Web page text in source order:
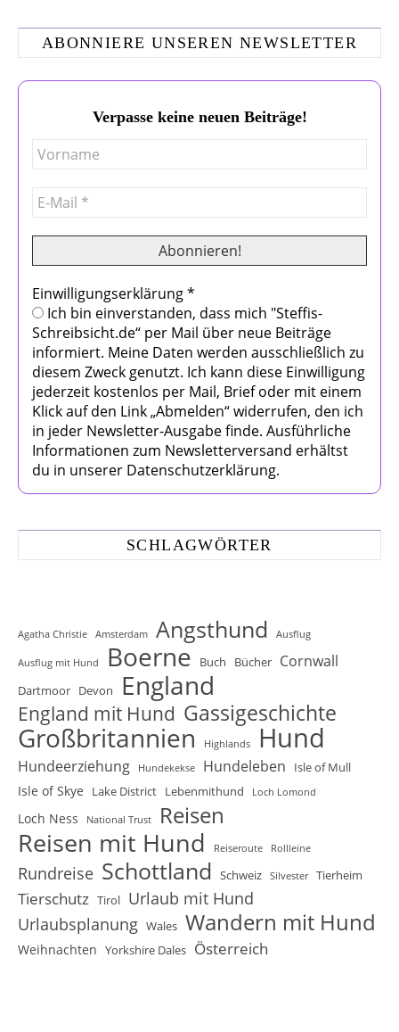
ABONNIERE UNSEREN NEWSLETTER
Verpasse keine neuen Beiträge!
Einwilligungserklärung*
Ich bin einverstanden, dass mich "Steffis-
Schreibsicht.de“ per Mail über neue Beiträge
informiert. Meine Daten werden ausschließlich zu
diesem Zweck genutzt. Ich kann diese Einwilligung
jederzeit kostenlos per Mail, Brief oder mit einem
Klick auf den Link „Abmelden“ widerrufen, den ich
in jeder Newsletter-Ausgabe finde. Ausführliche
Informationen zum Newsletterversand erhältst
du in unserer Datenschutzerklärung.
SCHLAGWÖRTER
Agatha Christie Amsterdam Angsthund Ausflug
Ausflug mit Hund Boerne Buch Bücher Cornwall
Dartmoor Devon England
England mit Hund Gassigeschichte
Großbritannien Highlands Hund
Hundeerziehung Hundekekse Hundeleben Isle of Mull
Isle of Skye Lake District Lebenmithund Loch Lomond
Loch Ness National Trust Reisen
Reisen mit Hund Reiseroute Rollleine
Rundreise Schottland Schweiz Silvester Tierheim
Tierschutz Tirol Urlaub mit Hund
Urlaubsplanung Wales Wandern mit Hund
Weihnachten Yorkshire Dales Österreich